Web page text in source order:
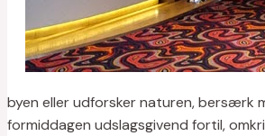
byen eller udforsker naturen, bersærk
formiddagen udslagsgivend fortil,